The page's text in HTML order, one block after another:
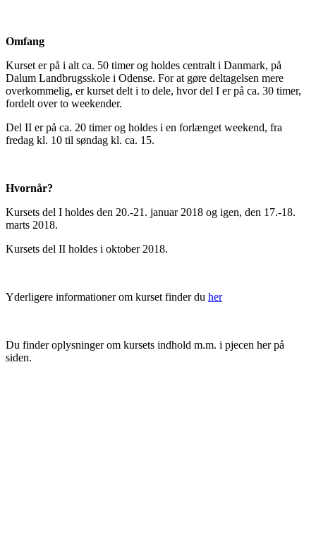
Omfang
Kurset er på i alt ca. 50 timer og holdes centralt i Danmark, på
Dalum Landbrugsskole i Odense. For at gøre deltagelsen mere
overkommelig, er kurset delt i to dele, hvor del I er på ca. 30 timer,
fordelt over to weekender.
Del II er på ca. 20 timer og holdes i en forlænget weekend, fra
fredag kl. 10 til søndag kl. ca. 15.
Hvornår?
Kursets del I holdes den 20.-21. januar 2018 og igen, den 17.-18.
marts 2018.
Kursets del II holdes i oktober 2018.
Yderligere informationer om kurset finder du her
Du finder oplysninger om kursets indhold m.m. i pjecen her på
siden.